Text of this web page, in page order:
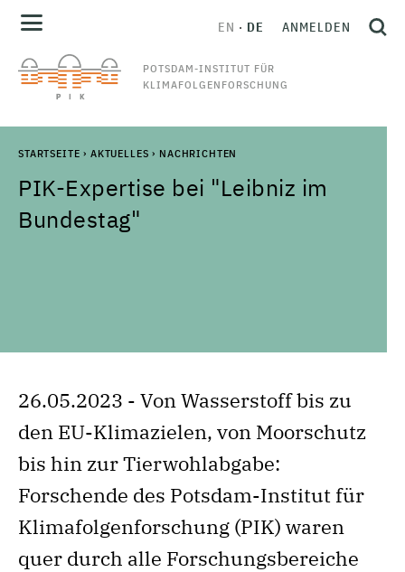
POTSDAM-INSTITUT FÜR
KLIMAFOLGENFORSCHUNG
EN DE ANMELDEN
STARTSEITE › AKTUELLES › NACHRICHTEN
PIK-Expertise bei "Leibniz im
Bundestag"
26.05.2023 - Von Wasserstoff bis zu
den EU-Klimazielen, von Moorschutz
bis hin zur Tierwohlabgabe:
Forschende des Potsdam-Institut für
Klimafolgenforschung (PIK) waren
quer durch alle Forschungsbereiche